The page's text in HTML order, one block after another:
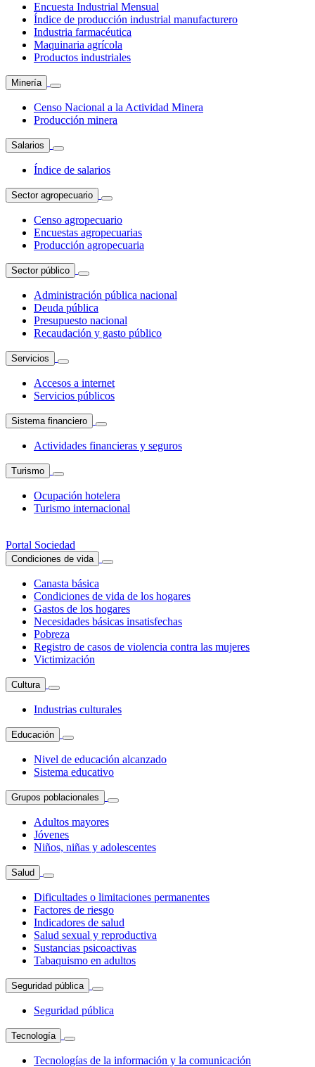
Encuesta Industrial Mensual
Índice de producción industrial manufacturero
Industria farmacéutica
Maquinaria agrícola
Productos industriales
Minería
Censo Nacional a la Actividad Minera
Producción minera
Salarios
Índice de salarios
Sector agropecuario
Censo agropecuario
Encuestas agropecuarias
Producción agropecuaria
Sector público
Administración pública nacional
Deuda pública
Presupuesto nacional
Recaudación y gasto público
Servicios
Accesos a internet
Servicios públicos
Sistema financiero
Actividades financieras y seguros
Turismo
Ocupación hotelera
Turismo internacional
Portal Sociedad
Condiciones de vida
Canasta básica
Condiciones de vida de los hogares
Gastos de los hogares
Necesidades básicas insatisfechas
Pobreza
Registro de casos de violencia contra las mujeres
Victimización
Cultura
Industrias culturales
Educación
Nivel de educación alcanzado
Sistema educativo
Grupos poblacionales
Adultos mayores
Jóvenes
Niños, niñas y adolescentes
Salud
Dificultades o limitaciones permanentes
Factores de riesgo
Indicadores de salud
Salud sexual y reproductiva
Sustancias psicoactivas
Tabaquismo en adultos
Seguridad pública
Seguridad pública
Tecnología
Tecnologías de la información y la comunicación